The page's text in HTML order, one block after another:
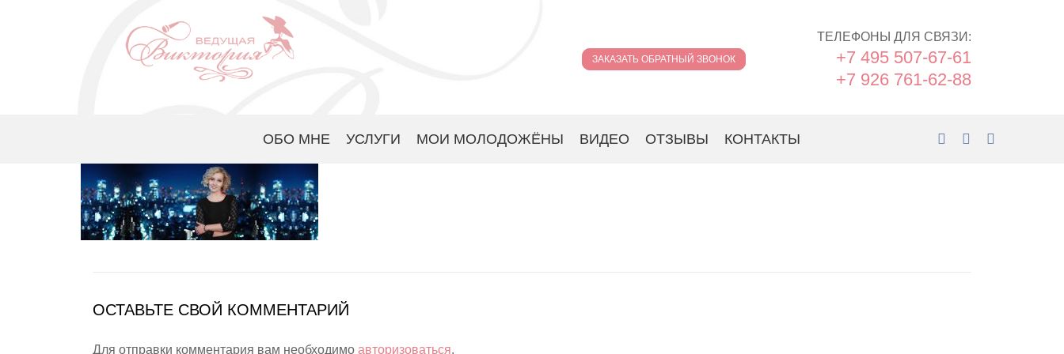
ЗАКАЗАТЬ ОБРАТНЫЙ ЗВОНОК
ТЕЛЕФОНЫ ДЛЯ СВЯЗИ:
+7 495 507-67-61
+7 926 761-62-88
ОБО МНЕ УСЛУГИ МОИ МОЛОДОЖЁНЫ ВИДЕО ОТЗЫВЫ КОНТАКТЫ
ОСТАВЬТЕ СВОЙ КОММЕНТАРИЙ
Для отправки комментария вам необходимо авторизоваться.